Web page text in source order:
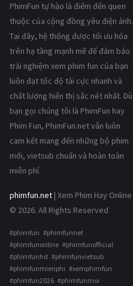
PhimFun tự hào là điểm đến quen
thuộc của cộng đồng yêu điện ảnh.
Tại đây, hệ thống được tối ưu hóa
trên hạ tầng mạnh mẽ để đảm bảo
trải nghiệm xem phim fun của bạn
luôn đạt tốc độ tải cực nhanh và
chất lượng hiển thị sắc nét nhất. Dù
bạn gọi chúng tôi là PhimFun hay
Phim Fun, PhimFun.net vẫn luôn
cam kết mang đến những bộ phim
mới, vietsub chuẩn và hoàn toàn
miễn phí.
phimfun.net | Xem Phim Hay Online
© 2026. All Rights Reserved
#phimfun #phimfunnet
#phimfunonline #phimfunofficial
#phimfunhd #phimfunvietsub
#phimfunmienphi #xemphimfun
#phimfun2026 #phimfunmoi